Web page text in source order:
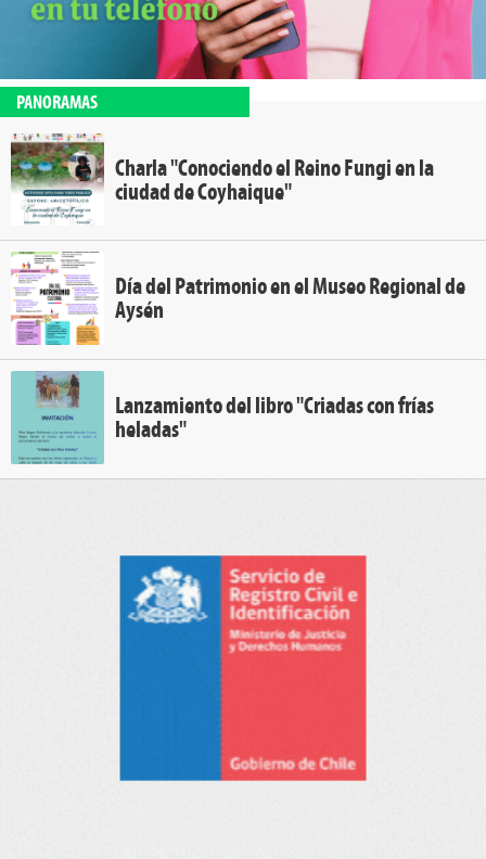
PANORAMAS
Charla "Conociendo el Reino Fungi en la
ciudad de Coyhaique"
Día del Patrimonio en el Museo Regional de
Aysén
Lanzamiento del libro "Criadas con frías
heladas"